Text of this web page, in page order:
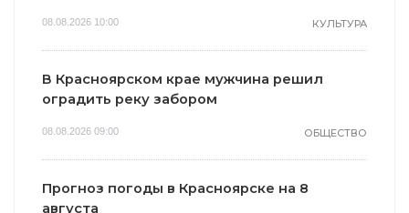
08.08.2026 10:00 КУЛЬТУРА
В Красноярском крае мужчина решил
оградить реку забором
08.08.2026 09:00 ОБЩЕСТВО
Прогноз погоды в Красноярске на 8
августа